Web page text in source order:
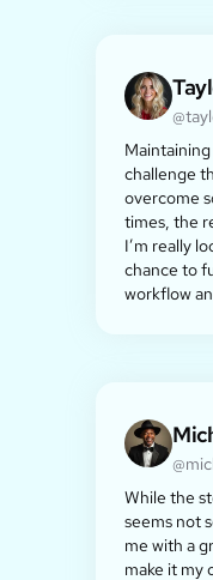
challenge
overcome
times, the
I’m really
chance to
workflow
While the
seems not
me with a
make it my